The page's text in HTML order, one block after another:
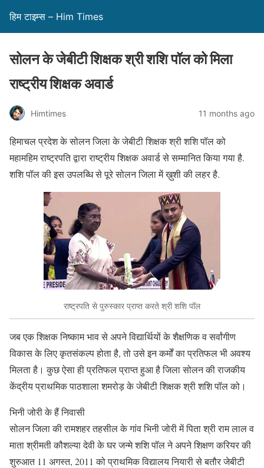
हिम टाइम्स – Him Times
सोलन के जेबीटी शिक्षक श्री शशि पॉल को मिला
राष्ट्रीय शिक्षक अवार्ड
Himtimes 11 months ago
हिमाचल प्रदेश के सोलन जिला के जेबीटी शिक्षक श्री शशि पॉल को
महामहिम राष्ट्रपति द्वारा राष्ट्रीय शिक्षक अवार्ड से सम्मानित किया गया है.
शशि पॉल की इस उपलब्धि से पूरे सोलन जिला में ख़ुशी की लहर है.
राष्ट्रपति से पुरुस्कार प्राप्त करते श्री शशि पॉल
जब एक शिक्षक निष्काम भाव से अपने विद्यार्थियों के शैक्षणिक व सर्वांगीण
विकास के लिए कृतसंकल्प होता है, तो उसे इन कर्मों का प्रतिफल भी अवश्य
मिलता है। कुछ ऐसा ही प्रतिफल प्राप्त हुआ है जिला सोलन की राजकीय
केंद्रीय प्राथमिक पाठशाला शमरोड़ के जेबीटी शिक्षक श्री शशि पॉल को।
भिनी जोरी के हैं निवासी
सोलन जिला की रामशहर तहसील के गांव भिनी जोरी में पिता श्री राम लाल व
माता श्रीमती कौशल्या देवी के घर जन्मे शशि पॉल ने अपने शिक्षण करियर की
शुरुआत 11 अगस्त, 2011 को प्राथमिक विद्यालय नियारी से बतौर जेबीटी